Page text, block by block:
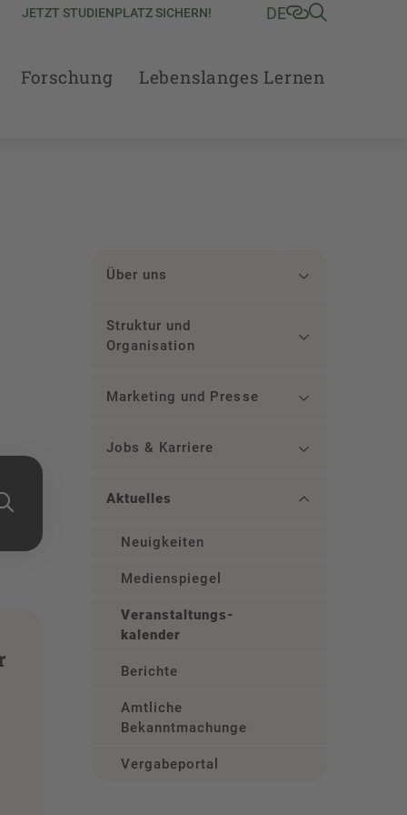
JETZT STUDIENPLATZ SICHERN! DE
Forschung Lebenslanges Lernen
Über uns
Struktur und
Organisation
Marketing und Presse
Jobs & Karriere
Aktuelles
Neuigkeiten
Medienspiegel
Veranstaltungs­
kalender
Berichte
Amtliche
Bekanntmachungen
Vergabeportal